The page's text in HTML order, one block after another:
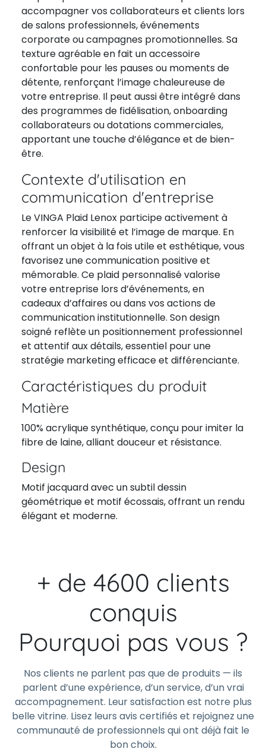
accompagner vos collaborateurs et clients lors
de salons professionnels, événements
corporate ou campagnes promotionnelles. Sa
texture agréable en fait un accessoire
confortable pour les pauses ou moments de
détente, renforçant l’image chaleureuse de
votre entreprise. Il peut aussi être intégré dans
des programmes de fidélisation, onboarding
collaborateurs ou dotations commerciales,
apportant une touche d’élégance et de bien-
être.
Contexte d'utilisation en
communication d'entreprise
Le VINGA Plaid Lenox participe activement à
renforcer la visibilité et l’image de marque. En
offrant un objet à la fois utile et esthétique, vous
favorisez une communication positive et
mémorable. Ce plaid personnalisé valorise
votre entreprise lors d’événements, en
cadeaux d’affaires ou dans vos actions de
communication institutionnelle. Son design
soigné reflète un positionnement professionnel
et attentif aux détails, essentiel pour une
stratégie marketing efficace et différenciante.
Caractéristiques du produit
Matière
100% acrylique synthétique, conçu pour imiter la
fibre de laine, alliant douceur et résistance.
Design
Motif jacquard avec un subtil dessin
géométrique et motif écossais, offrant un rendu
élégant et moderne.
+ de 4600 clients
conquis
Pourquoi pas vous ?
Nos clients ne parlent pas que de produits — ils
parlent d’une expérience, d’un service, d’un vrai
accompagnement. Leur satisfaction est notre plus
belle vitrine. Lisez leurs avis certifiés et rejoignez une
communauté de professionnels qui ont déjà fait le
bon choix.